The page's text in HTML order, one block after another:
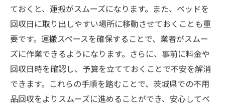
ておくと、運搬がスムーズになります。また、ベッドを
回収日に取り出しやすい場所に移動させておくことも重
要です。運搬スペースを確保することで、業者がスムー
ズに作業できるようになります。さらに、事前に料金や
回収日時を確認し、予算を立てておくことで不安を解消
できます。これらの手順を踏むことで、茨城県での不用
品回収をよりスムーズに進めることができ、安心してベ